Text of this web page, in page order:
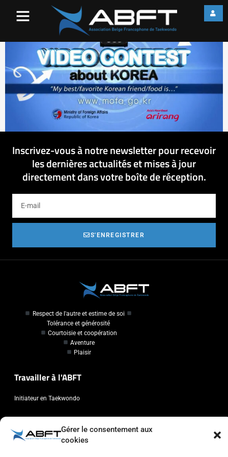
Gérer le consentement aux
cookies
Inscrivez-vous à notre newsletter pour recevoir
les dernières actualités et mises à jour
directement dans votre boîte de réception.
S'ENREGISTRER
Respect de l'autre et estime de soi
Tolérance et générosité
Courtoisie et coopération
Aventure
Plaisir
Travailler à l'ABFT
Initiateur en Taekwondo
Association Belge Francophone de Taekwondo